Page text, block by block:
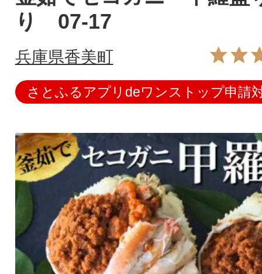
り 07-17
兵庫県香美町
さとふるアプリdeワンストップ申請